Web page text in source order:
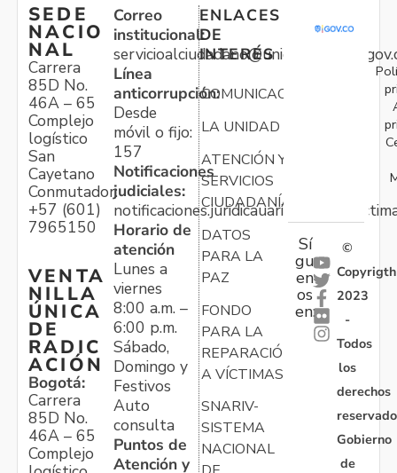
SEDE
NACIO
NAL
Carrera
85D No.
46A – 65
Complejo
logístico
San
Cayetano
Conmutador:
+57 (601)
7965150
VENTA
NILLA
ÚNICA
DE
RADIC
ACIÓN
Bogotá:
Carrera
85D No.
46A – 65
Complejo
Correo
institucional:
Línea
anticorrupción:
Desde
móvil o fijo:
157
Notificaciones
judiciales:
Horario de
atención
Lunes a
viernes
8:00 a.m. –
6:00 p.m.
Sábado,
Domingo y
Festivos
Auto
consulta
Puntos de
Atención y
ENLACES
DE
INTERÉS
COMUNICACIONES
LA UNIDAD
ATENCIÓN Y
SERVICIOS
CIUDADANÍA
DATOS
PARA LA
PAZ
FONDO
PARA LA
REPARACIÓN
A VÍCTIMAS
SNARIV-
SISTEMA
NACIONAL
Sí
gu
en
os
en:
©
Copyrigth
2023
-
Todos
los
derechos
Gobierno
de